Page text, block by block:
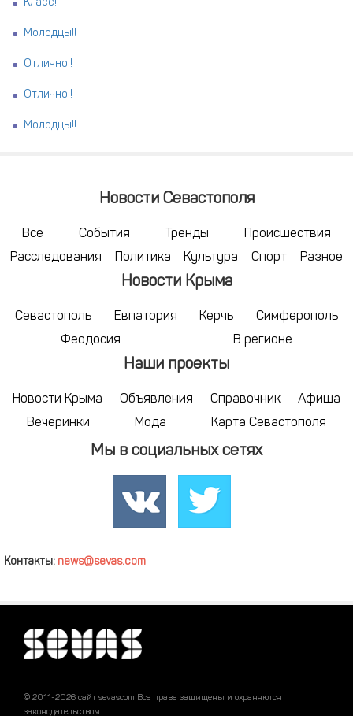
Класс!!
Молодцы!!
Отлично!!
Отлично!!
Молодцы!!
Новости Севастополя
Все События Тренды
Происшествия
Расследования
Политика Культура Спорт Разное
Новости Крыма
Севастополь Евпатория Керчь
Симферополь
Феодосия
В регионе
Наши проекты
Новости Крыма Объявления Справочник
Афиша
Вечеринки
Мода Карта Севастополя
Мы в социальных сетях
Контакты: news@sevas.com
© 2011-2026 сайт sevascom Все права защищены и охраняются
законодательством.